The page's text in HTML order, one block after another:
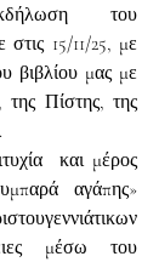
του
15/11/25, με
βιβλίου μας με
της Πίστης, της
και μέρος
αγάπης»
μέσω του